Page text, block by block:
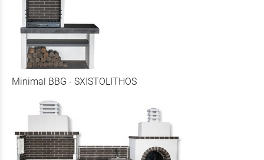
Minimal BBG - SXISTOLITHOS